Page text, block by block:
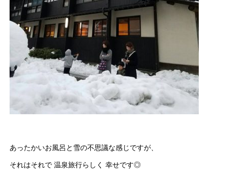
あったかいお風呂と雪の不思議な感じですが、
それはそれで 温泉旅行らしく 幸せです◎